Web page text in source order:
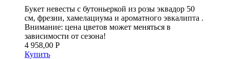
Букет невесты с бутоньеркой из розы эквадор 50
см, фрезии, хамелациума и ароматного эвкалипта .
Внимание: цена цветов может меняться в
зависимости от сезона!
4 958,00 Р
Купить